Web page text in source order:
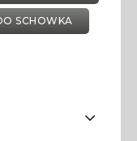
SCHOWKA